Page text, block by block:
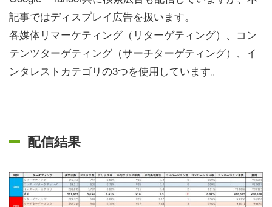
記事ではディスプレイ広告を扱います。
各媒体リマーケティング（リターゲティング）、コン
テンツターゲティング（サーチターゲティング）、イ
ンタレストカテゴリの3つを使用しています。
配信結果